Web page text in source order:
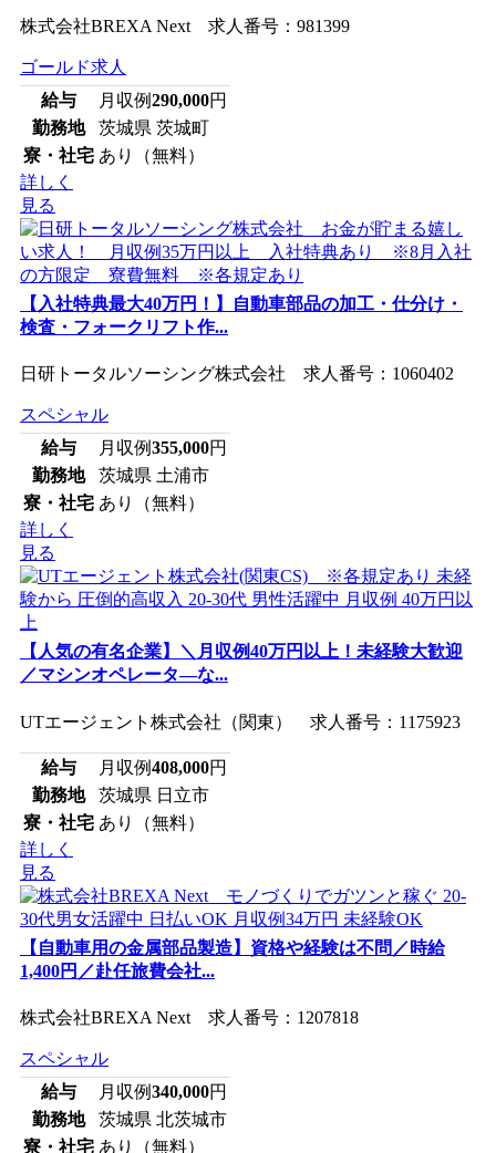
株式会社BREXA Next 求人番号：981399
ゴールド求人
給与
月収例290,000円
勤務地
茨城県 茨城町
寮・社宅 あり（無料）
詳しく
見る
【入社特典最大40万円！】自動車部品の加工・仕分け・
検査・フォークリフト作...
日研トータルソーシング株式会社 求人番号：1060402
スペシャル
給与
月収例355,000円
勤務地
茨城県 土浦市
寮・社宅 あり（無料）
詳しく
見る
【人気の有名企業】＼月収例40万円以上！未経験大歓迎
／マシンオペレータ―な...
UTエージェント株式会社（関東） 求人番号：1175923
給与 月収例408,000円
勤務地
茨城県 日立市
寮・社宅 あり（無料）
詳しく
見る
【自動車用の金属部品製造】資格や経験は不問／時給
1,400円／赴任旅費会社...
株式会社BREXA Next 求人番号：1207818
スペシャル
給与
月収例340,000円
勤務地
茨城県 北茨城市
寮・社宅 あり（無料）